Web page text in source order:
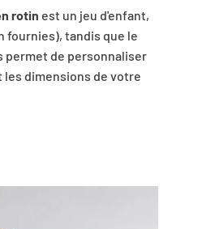
rotin est un jeu d'enfant,
fournies), tandis que le
permet de personnaliser
dimensions de votre